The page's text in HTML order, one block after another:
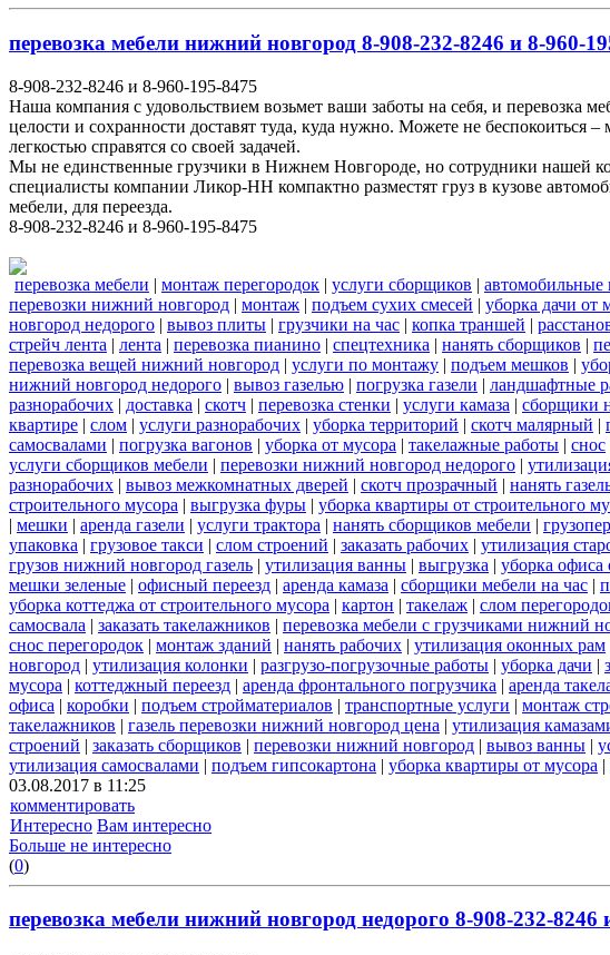
перевозка мебели нижний новгород 8-908-232-8246 и 8-960-
8-908-232-8246 и 8-960-195-8475
Наша компания с удовольствием возьмет ваши заботы на себя, и перевозка
целости и сохранности доставят туда, куда нужно. Можете не
легкостью справятся со своей задачей.
Мы не единственные грузчики в Нижнем Новгороде, но сотрудники нашей
специалисты компании Ликор-НН компактно разместят груз в кузове
мебели, для переезда.
8-908-232-8246 и 8-960-195-8475
перевозка мебели | монтаж перегородок | услуги сборщиков | автомобильные
перевозки нижний новгород | монтаж | подъем сухих смесей | уборка дачи от
новгород недорого | вывоз плиты | грузчики на час | копка траншей |
стрейч лента | лента | перевозка пианино | спецтехника | нанять сборщиков |
перевозка вещей нижний новгород | услуги по монтажу | подъем мешков |
нижний новгород недорого | вывоз газелью | погрузка газели | ландшафтные
разнорабочих | доставка | скотч | перевозка стенки | услуги камаза | сборщики
квартире | слом | услуги разнорабочих | уборка территорий | скотч малярный |
самосвалами | погрузка вагонов | уборка от мусора | такелажные работы | снос
услуги сборщиков мебели | перевозки нижний новгород недорого |
разнорабочих | вывоз межкомнатных дверей | скотч прозрачный | нанять
строительного мусора | выгрузка фуры | уборка квартиры от строительного
| мешки | аренда газели | услуги трактора | нанять сборщиков мебели |
упаковка | грузовое такси | слом строений | заказать рабочих | утилизация
грузов нижний новгород газель | утилизация ванны | выгрузка | уборка офиса
мешки зеленые | офисный переезд | аренда камаза | сборщики мебели на час |
уборка коттеджа от строительного мусора | картон | такелаж | слом
самосвала | заказать такелажников | перевозка мебели с грузчиками нижний
снос перегородок | монтаж зданий | нанять рабочих | утилизация оконных рам
новгород | утилизация колонки | разгрузо-погрузочные работы | уборка дачи |
мусора | коттеджный переезд | аренда фронтального погрузчика | аренда
офиса | коробки | подъем стройматериалов | транспортные услуги | монтаж
такелажников | газель перевозки нижний новгород цена | утилизация
строений | заказать сборщиков | перевозки нижний новгород | вывоз ванны |
утилизация самосвалами | подъем гипсокартона | уборка квартиры от мусора |
03.08.2017 в 11:25
комментировать
Интересно Вам интересно
Больше не интересно
(0)
перевозка мебели нижний новгород недорого 8-908-232-8246